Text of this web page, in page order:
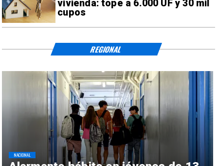
vivienda: tope a 6.000 UF y 30 mil
cupos
NACIONAL
REGIONAL